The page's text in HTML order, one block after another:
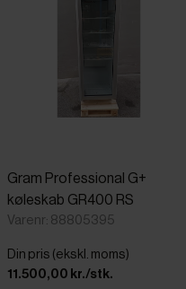
Gram Professional G+
køleskab GR400 RS
Varenr: 88805395
Din pris (ekskl. moms)
11.500,00 kr./stk.